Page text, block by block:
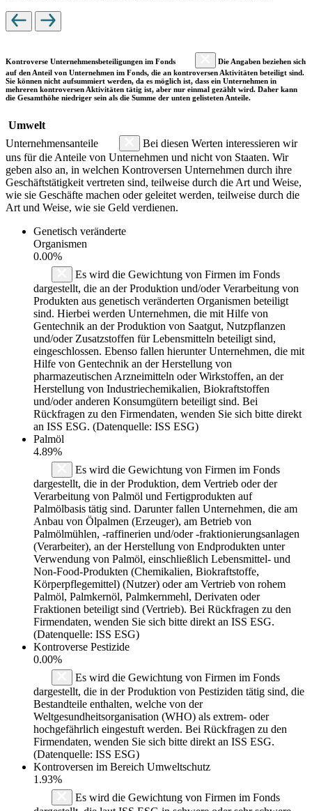
Kontroverse Unternehmensbeteiligungen im Fonds
Die Angaben beziehen sich
auf den Anteil von Unternehmen im Fonds, die an kontroversen Aktivitäten beteiligt sind.
Sie können nicht aufsummiert werden, da es möglich ist, dass ein Unternehmen in
mehreren kontroversen Aktivitäten tätig ist, aber nur einmal gezählt wird. Daher kann
die Gesamthöhe niedriger sein als die Summe der unten gelisteten Anteile.
Umwelt
Unternehmensanteile
Bei diesen Werten interessieren wir
uns für die Anteile von Unternehmen und nicht von Staaten. Wir
geben also an, in welchen Kontroversen Unternehmen durch ihre
Geschäftstätigkeit vertreten sind, teilweise durch die Art und Weise,
wie sie Geschäfte machen oder geleitet werden, teilweise durch die
Art und Weise, wie sie Geld verdienen.
Genetisch veränderte
Organismen
0.00%
Es wird die Gewichtung von Firmen im Fonds
dargestellt, die an der Produktion und/oder Verarbeitung von
Produkten aus genetisch veränderten Organismen beteiligt
sind. Hierbei werden Unternehmen, die mit Hilfe von
Gentechnik an der Produktion von Saatgut, Nutzpflanzen
und/oder Zusatzstoffen für Lebensmitteln beteiligt sind,
eingeschlossen. Ebenso fallen hierunter Unternehmen, die mit
Hilfe von Gentechnik an der Herstellung von
pharmazeutischen Arzneimitteln oder Wirkstoffen, an der
Herstellung von Industriechemikalien, Biokraftstoffen
und/oder anderen Konsumgütern beteiligt sind. Bei
Rückfragen zu den Firmendaten, wenden Sie sich bitte direkt
an ISS ESG. (Datenquelle: ISS ESG)
Palmöl
4.89%
Es wird die Gewichtung von Firmen im Fonds
dargestellt, die in der Produktion, dem Vertrieb oder der
Verarbeitung von Palmöl und Fertigprodukten auf
Palmölbasis tätig sind. Darunter fallen Unternehmen, die am
Anbau von Ölpalmen (Erzeuger), am Betrieb von
Palmölmühlen, -raffinerien und/oder -fraktionierungsanlagen
(Verarbeiter), an der Herstellung von Endprodukten unter
Verwendung von Palmöl, einschließlich Lebensmittel- und
Non-Food-Produkten (Chemikalien, Biokraftstoffe,
Körperpflegemittel) (Nutzer) oder am Vertrieb von rohem
Palmöl, Palmkernöl, Palmkernmehl, Derivaten oder
Fraktionen beteiligt sind (Vertrieb). Bei Rückfragen zu den
Firmendaten, wenden Sie sich bitte direkt an ISS ESG.
(Datenquelle: ISS ESG)
Kontroverse Pestizide
0.00%
Es wird die Gewichtung von Firmen im Fonds
dargestellt, die in der Produktion von Pestiziden tätig sind, die
Bestandteile enthalten, welche von der
Weltgesundheitsorganisation (WHO) als extrem- oder
hochgefährlich eingestuft werden. Bei Rückfragen zu den
Firmendaten, wenden Sie sich bitte direkt an ISS ESG.
(Datenquelle: ISS ESG)
Kontroversen im Bereich Umweltschutz
1.93%
Es wird die Gewichtung von Firmen im Fonds